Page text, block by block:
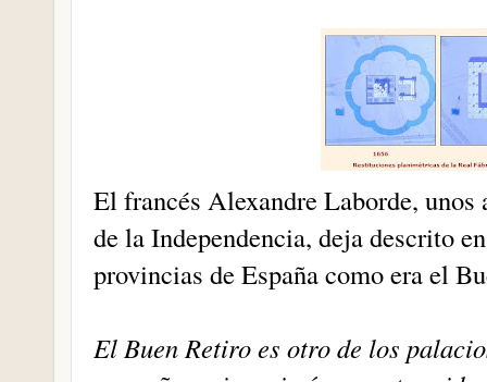
El francés Alexandre Laborde,
de la Independencia, deja descrito
provincias de España como era el
El Buen Retiro es otro de los